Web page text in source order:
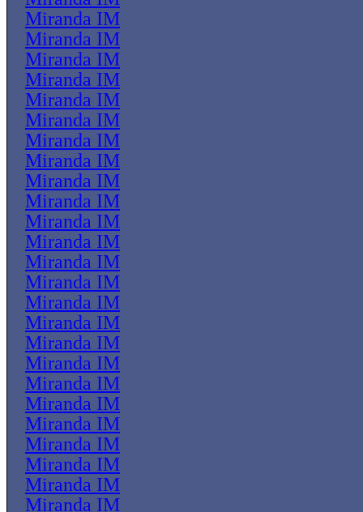
Miranda IM
Miranda IM
Miranda IM
Miranda IM
Miranda IM
Miranda IM
Miranda IM
Miranda IM
Miranda IM
Miranda IM
Miranda IM
Miranda IM
Miranda IM
Miranda IM
Miranda IM
Miranda IM
Miranda IM
Miranda IM
Miranda IM
Miranda IM
Miranda IM
Miranda IM
Miranda IM
Miranda IM
Miranda IM